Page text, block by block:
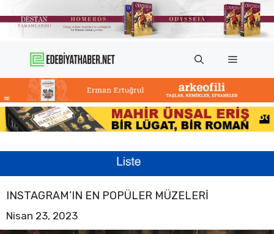
atla
Menü
INSTAGRAM’IN EN POPÜLER MÜZELERI
Nisan 23, 2023